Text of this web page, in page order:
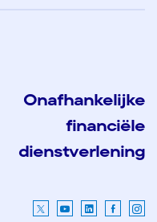
Onafhankelijke
financiële
dienstverlening